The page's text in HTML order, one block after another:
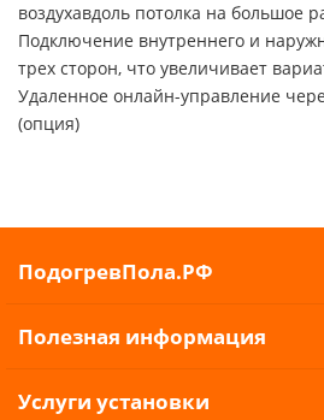
воздухавдоль потолка на большое
Подключение внутреннего и
трех сторон, что увеличивает
Удаленное онлайн-управление
(опция)
ПодогревПола.РФ
Полезная информация
Услуги установки